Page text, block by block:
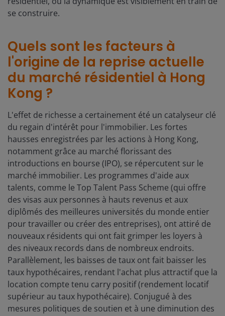
se construire.
Quels sont les facteurs à
l'origine de la reprise actuelle
du marché résidentiel à Hong
Kong ?
L'effet de richesse a certainement été un catalyseur clé
du regain d'intérêt pour l'immobilier. Les fortes
hausses enregistrées par les actions à Hong Kong,
notamment grâce au marché florissant des
introductions en bourse (IPO), se répercutent sur le
marché immobilier. Les programmes d'aide aux
talents, comme le Top Talent Pass Scheme (qui offre
des visas aux personnes à hauts revenus et aux
diplômés des meilleures universités du monde entier
pour travailler ou créer des entreprises), ont attiré de
nouveaux résidents qui ont fait grimper les loyers à
des niveaux records dans de nombreux endroits.
Parallèlement, les baisses de taux ont fait baisser les
taux hypothécaires, rendant l'achat plus attractif que la
location compte tenu carry positif (rendement locatif
supérieur au taux hypothécaire). Conjugué à des
mesures politiques de soutien et à une diminution des